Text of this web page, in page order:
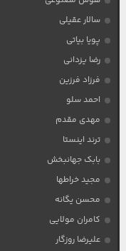
سالار عقیلی
پویا بیاتی
رضا یزدانی
فرزاد فرزین
احمد سلو
مهدی مقدم
ترند اینستا
بابک جهانبخش
مجید خراطها
محسن یگانه
کامران مولایی
علیرضا روزگار